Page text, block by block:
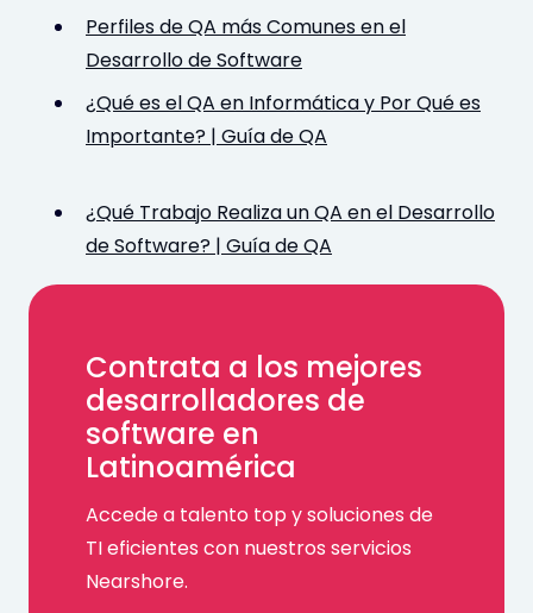
Perfiles de QA más Comunes en el
Desarrollo de Software
¿Qué es el QA en Informática y Por Qué es
Importante? | Guía de QA
¿Qué Trabajo Realiza un QA en el Desarrollo
de Software? | Guía de QA
Contrata a los mejores
desarrolladores de
software en
Latinoamérica
Accede a talento top y soluciones de
TI eficientes con nuestros servicios
Nearshore.